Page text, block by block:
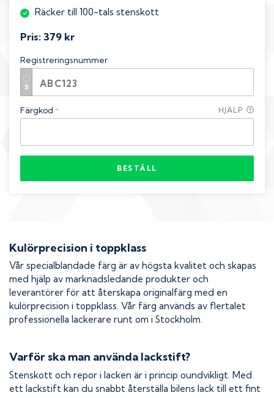
Räcker till 100-tals stenskott
Pris: 379 kr
Registreringsnummer
Färgkod * HJÄLP
BESTÄLL
Kulörprecision i toppklass
Vår specialblandade färg är av högsta kvalitet och skapas
med hjälp av marknadsledande produkter och
leverantörer för att återskapa originalfärg med en
kulörprecision i toppklass. Vår färg används av flertalet
professionella lackerare runt om i Stockholm.
Varför ska man använda lackstift?
Stenskott och repor i lacken är i princip oundvikligt. Med
ett lackstift kan du snabbt återställa bilens lack till ett fint